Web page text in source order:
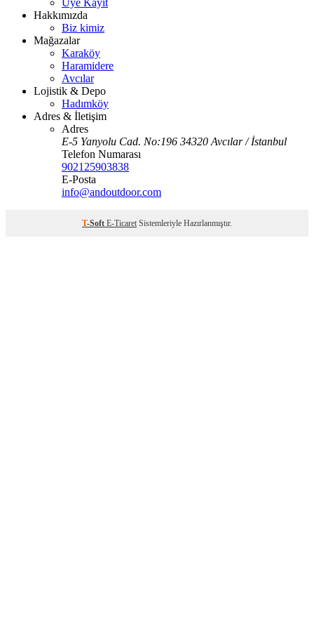
Hakkımızda
Biz kimiz
Mağazalar
Karaköy
Haramidere
Avcılar
Lojistik & Depo
Hadımköy
Adres & İletişim
Adres
E-5 Yanyolu Cad. No:196 34320 Avcılar / İstanbul
Telefon Numarası
902125903838
E-Posta
info@andoutdoor.com
T-Soft E-Ticaret Sistemleriyle Hazırlanmıştır.